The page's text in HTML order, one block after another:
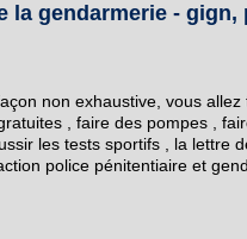
la gendarmerie - gign,
non exhaustive, vous
, faire des pompes ,
les tests sportifs , la lettre
police pénitentiaire et